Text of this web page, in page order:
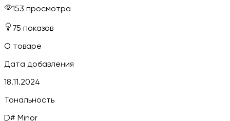
153 просмотра
75 показов
О товаре
Дата добавления
18.11.2024
Тональность
D# Minor